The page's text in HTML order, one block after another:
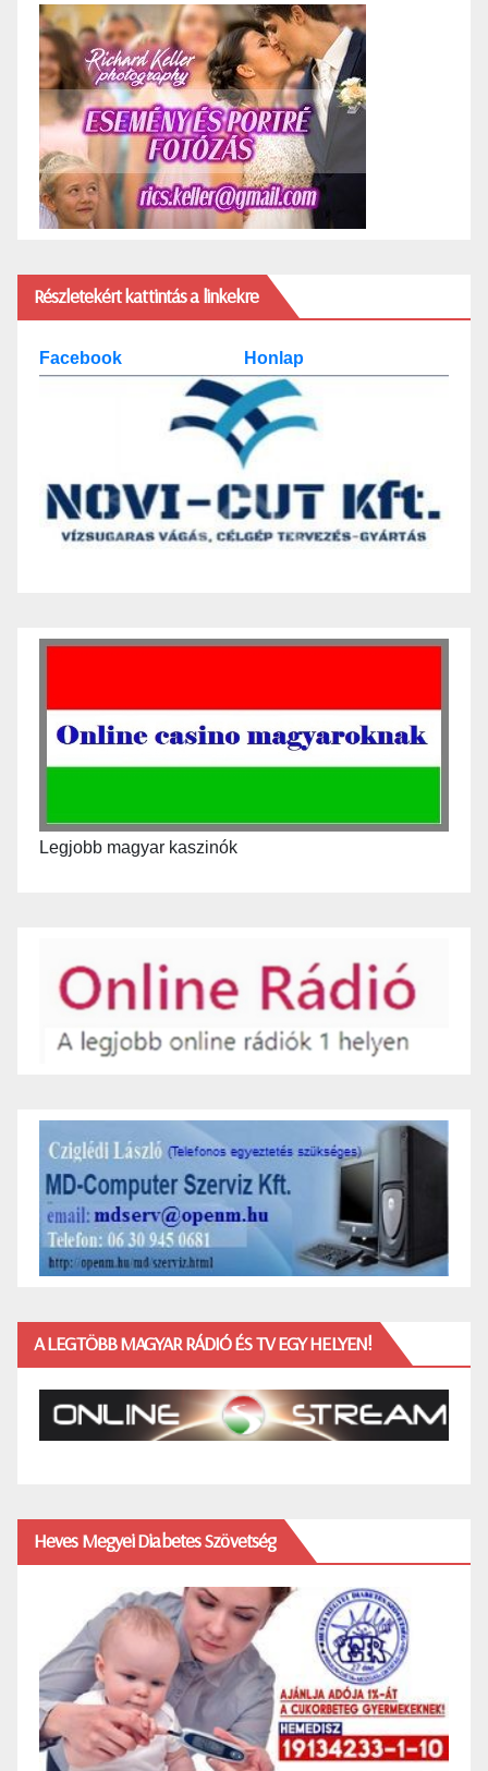
Részletekért kattintás a linkekre
Facebook Honlap
Legjobb magyar kaszinók
A LEGTÖBB MAGYAR RÁDIÓ ÉS TV EGY HELYEN!
Heves Megyei Diabetes Szövetség